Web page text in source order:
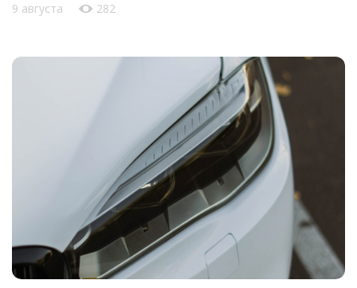
9 августа 282